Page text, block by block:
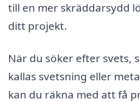
till en mer skräddarsydd
ditt projekt.
När du söker efter svets,
kallas svetsning eller
kan du räkna med att få